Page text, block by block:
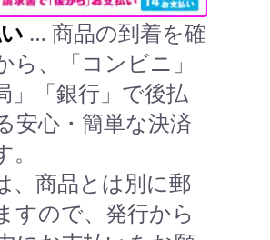
… 商品の到着を確
ら、「コンビニ」
」「銀行」で後払
安心・簡単な決済
、商品とは別に郵
すので、発行から